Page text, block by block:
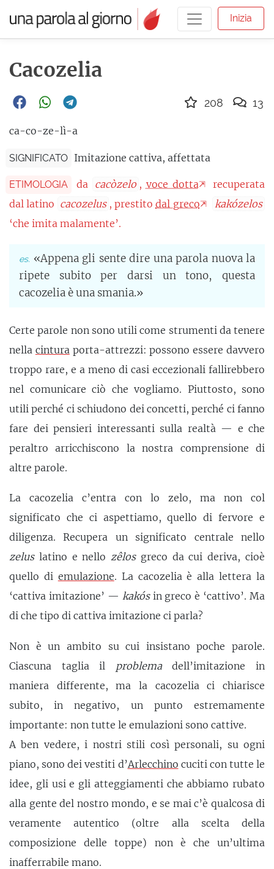
Inizia
Cacozelia
ca-co-ze-lì-a
SIGNIFICATO Imitazione cattiva, affettata
ETIMOLOGIA da cacòzelo , voce dotta
recuperata
dal latino cacozelus , prestitodal greco
kakózelos
‘che imita malamente’.
«Appena gli sente dire una parola nuova la
ripete subito per darsi un tono, questa
cacozelia è una smania.»
Certe parole non sono utili come strumenti da tenere
nella cintura porta-attrezzi: possono essere davvero
troppo rare, e a meno di casi eccezionali fallirebbero
nel comunicare ciò che vogliamo. Piuttosto, sono
utili perché ci schiudono dei concetti, perché ci fanno
fare dei pensieri interessanti sulla realtà — e che
peraltro arricchiscono la nostra comprensione di
altre parole.
La cacozelia c’entra con lo zelo, ma non col
significato che ci aspettiamo, quello di fervore e
diligenza. Recupera un significato centrale nello
zeluslatino e nellozêlosgreco da cui deriva, cioè
quello di emulazione. La cacozelia è alla lettera la
‘cattiva imitazione’ — kakósin greco è ‘cattivo’. Ma
di che tipo di cattiva imitazione ci parla?
Non è un ambito su cui insistano poche parole.
Ciascuna taglia il
problemadell’imitazione in
maniera differente, ma la cacozelia ci chiarisce
subito, in negativo, un punto estremamente
importante: non tutte le emulazioni sono cattive.
A ben vedere, i nostri stili così personali, su ogni
piano, sono dei vestiti d’Arlecchino cuciti con tutte le
idee, gli usi e gli atteggiamenti che abbiamo rubato
alla gente del nostro mondo, e se mai c’è qualcosa di
veramente autentico (oltre alla scelta della
composizione delle toppe) non è che un’ultima
inafferrabile mano.
208 13